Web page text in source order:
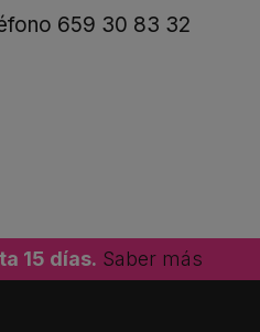
659 30 83 32
15 días. Saber más